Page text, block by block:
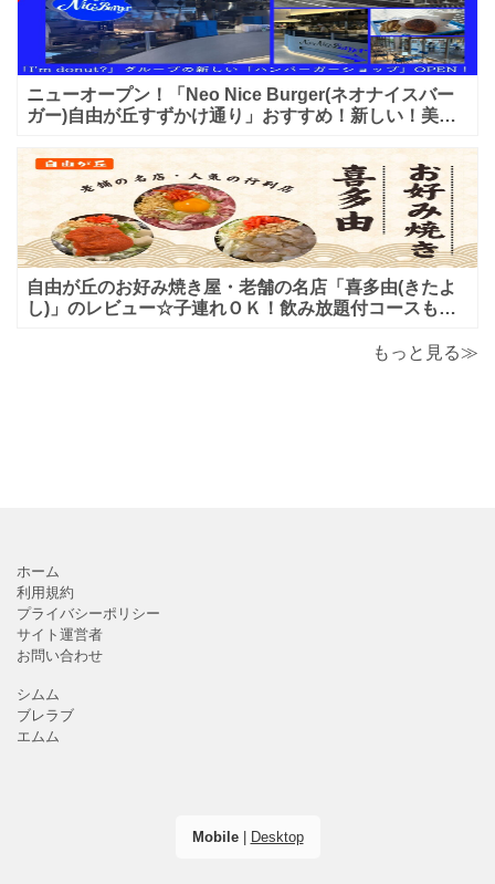
ニューオープン！「Neo Nice Burger(ネオナイスバー
ガー)自由が丘すずかけ通り」おすすめ！新しい！美味
自由が丘のお好み焼き屋・老舗の名店「喜多由(きたよ
し)」のレビュー☆子連れＯＫ！飲み放題付コースも！
もっと見る≫
ホーム
利用規約
プライバシーポリシー
サイト運営者
お問い合わせ
シムム
ブレラブ
エムム
Mobile| Desktop